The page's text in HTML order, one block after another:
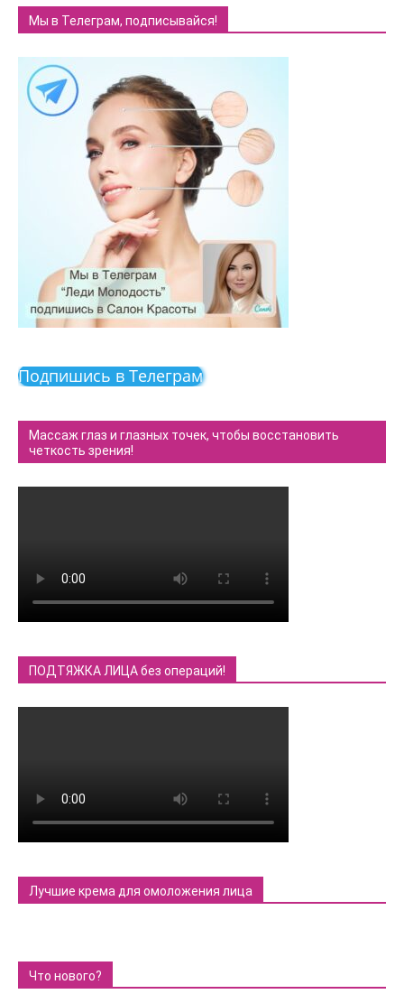
Мы в Телеграм, подписывайся!
Подпишись в Телеграм
Массаж глаз и глазных точек, чтобы восстановить
четкость зрения!
ПОДТЯЖКА ЛИЦА без операций!
Лучшие крема для омоложения лица
Что нового?